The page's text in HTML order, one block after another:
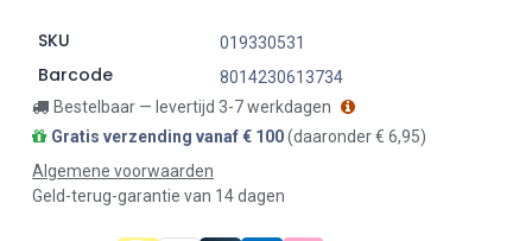
SKU 019330531
Barcode
8014230613734
Bestelbaar — levertijd 3-7 werkdagen
Gratis verzending vanaf € 100(daaronder € 6,95)
Algemene voorwaarden
Geld-terug-garantie van 14 dagen